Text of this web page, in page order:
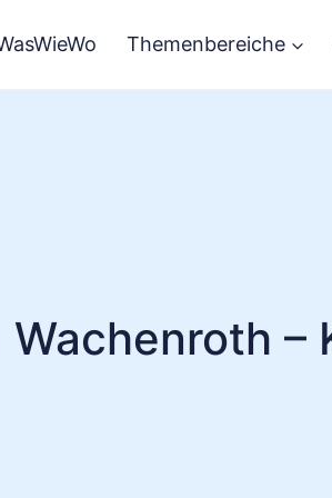
Themenbereiche
–